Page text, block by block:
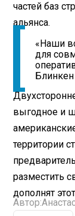
частей баз
альянса.
«Наши
для
выгодное и
территории
разместить
дополнят
Автор: